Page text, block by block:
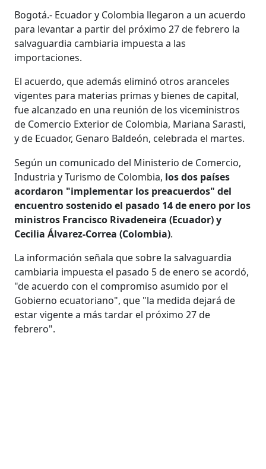
Bogotá.- Ecuador y Colombia llegaron a un acuerdo
para levantar a partir del próximo 27 de febrero la
salvaguardia cambiaria impuesta a las
importaciones.
El acuerdo, que además eliminó otros aranceles
vigentes para materias primas y bienes de capital,
fue alcanzado en una reunión de los viceministros
de Comercio Exterior de Colombia, Mariana Sarasti,
y de Ecuador, Genaro Baldeón, celebrada el martes.
Según un comunicado del Ministerio de Comercio,
Industria y Turismo de Colombia, los dos países
acordaron "implementar los preacuerdos" del
encuentro sostenido el pasado 14 de enero por los
ministros Francisco Rivadeneira (Ecuador) y
Cecilia Álvarez-Correa (Colombia).
La información señala que sobre la salvaguardia
cambiaria impuesta el pasado 5 de enero se acordó,
"de acuerdo con el compromiso asumido por el
Gobierno ecuatoriano", que "la medida dejará de
estar vigente a más tardar el próximo 27 de
febrero".